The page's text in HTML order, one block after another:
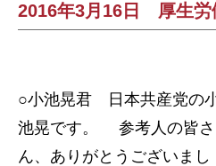
2016年3月16日 厚生
○小池晃君 日本共産党の
池晃です。 参考人の皆さ
ん、ありがとうございまし